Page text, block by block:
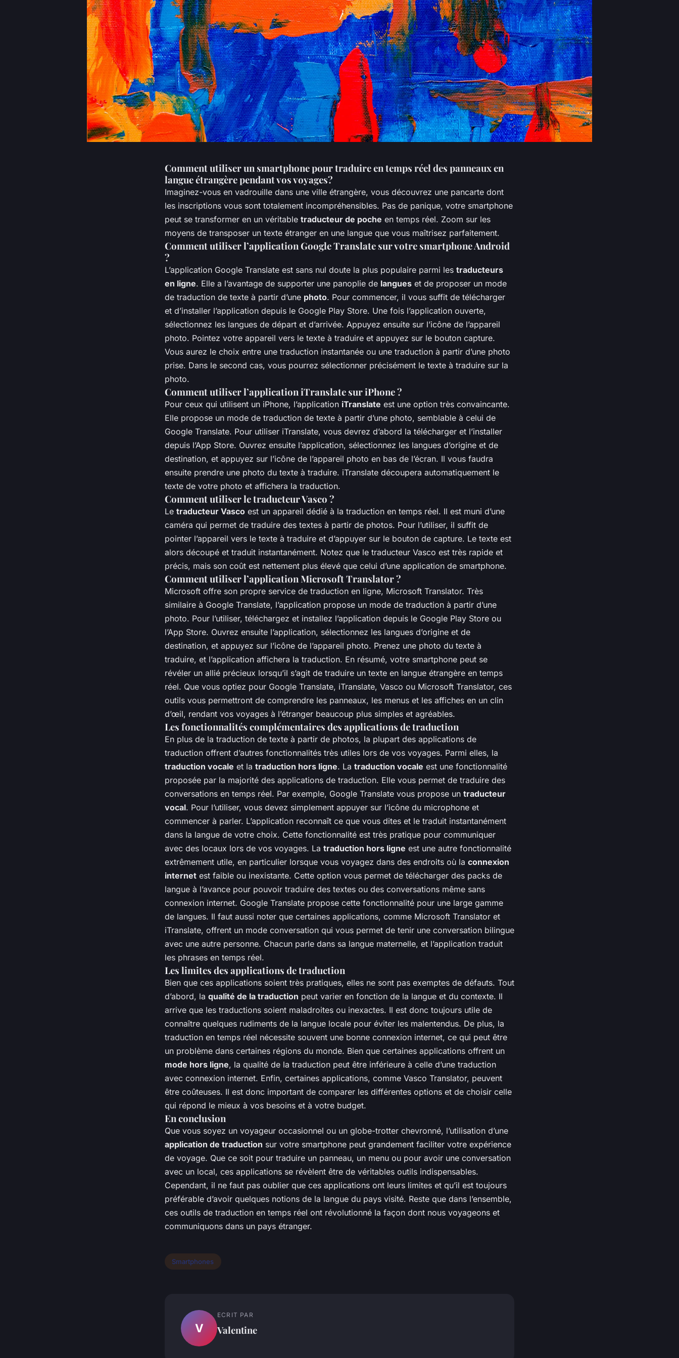
Comment utiliser un smartphone pour traduire en temps réel des panneaux en
langue étrangère pendant vos voyages?
Imaginez-vous en vadrouille dans une ville étrangère, vous découvrez une pancarte dont
les inscriptions vous sont totalement incompréhensibles. Pas de panique, votre smartphone
peut se transformer en un véritable traducteur de poche en temps réel. Zoom sur les
moyens de transposer un texte étranger en une langue que vous maîtrisez parfaitement.
Comment utiliser l’application Google Translate sur votre smartphone Android
?
L’application Google Translate est sans nul doute la plus populaire parmi les traducteurs
en ligne. Elle a l’avantage de supporter une panoplie de langues et de proposer un mode
de traduction de texte à partir d’une photo. Pour commencer, il vous suffit de télécharger
et d’installer l’application depuis le Google Play Store. Une fois l’application ouverte,
sélectionnez les langues de départ et d’arrivée. Appuyez ensuite sur l’icône de l’appareil
photo. Pointez votre appareil vers le texte à traduire et appuyez sur le bouton capture.
Vous aurez le choix entre une traduction instantanée ou une traduction à partir d’une photo
prise. Dans le second cas, vous pourrez sélectionner précisément le texte à traduire sur la
photo.
Comment utiliser l’application iTranslate sur iPhone ?
Pour ceux qui utilisent un iPhone, l’application iTranslate est une option très convaincante.
Elle propose un mode de traduction de texte à partir d’une photo, semblable à celui de
Google Translate. Pour utiliser iTranslate, vous devrez d’abord la télécharger et l’installer
depuis l’App Store. Ouvrez ensuite l’application, sélectionnez les langues d’origine et de
destination, et appuyez sur l’icône de l’appareil photo en bas de l’écran. Il vous faudra
ensuite prendre une photo du texte à traduire. iTranslate découpera automatiquement le
texte de votre photo et affichera la traduction.
Comment utiliser le traducteur Vasco ?
Le traducteur Vasco est un appareil dédié à la traduction en temps réel. Il est muni d’une
caméra qui permet de traduire des textes à partir de photos. Pour l’utiliser, il suffit de
pointer l’appareil vers le texte à traduire et d’appuyer sur le bouton de capture. Le texte est
alors découpé et traduit instantanément. Notez que le traducteur Vasco est très rapide et
précis, mais son coût est nettement plus élevé que celui d’une application de smartphone.
Comment utiliser l’application Microsoft Translator ?
Microsoft offre son propre service de traduction en ligne, Microsoft Translator. Très
similaire à Google Translate, l’application propose un mode de traduction à partir d’une
photo. Pour l’utiliser, téléchargez et installez l’application depuis le Google Play Store ou
l’App Store. Ouvrez ensuite l’application, sélectionnez les langues d’origine et de
destination, et appuyez sur l’icône de l’appareil photo. Prenez une photo du texte à
traduire, et l’application affichera la traduction. En résumé, votre smartphone peut se
révéler un allié précieux lorsqu’il s’agit de traduire un texte en langue étrangère en temps
réel. Que vous optiez pour Google Translate, iTranslate, Vasco ou Microsoft Translator, ces
outils vous permettront de comprendre les panneaux, les menus et les affiches en un clin
d’œil, rendant vos voyages à l’étranger beaucoup plus simples et agréables.
Les fonctionnalités complémentaires des applications de traduction
En plus de la traduction de texte à partir de photos, la plupart des applications de
traduction offrent d’autres fonctionnalités très utiles lors de vos voyages. Parmi elles, la
traduction vocale et la traduction hors ligne. La traduction vocale est une fonctionnalité
proposée par la majorité des applications de traduction. Elle vous permet de traduire des
conversations en temps réel. Par exemple, Google Translate vous propose un traducteur
vocal. Pour l’utiliser, vous devez simplement appuyer sur l’icône du microphone et
commencer à parler. L’application reconnaît ce que vous dites et le traduit instantanément
dans la langue de votre choix. Cette fonctionnalité est très pratique pour communiquer
avec des locaux lors de vos voyages. La traduction hors ligne est une autre fonctionnalité
extrêmement utile, en particulier lorsque vous voyagez dans des endroits où la connexion
internet est faible ou inexistante. Cette option vous permet de télécharger des packs de
langue à l’avance pour pouvoir traduire des textes ou des conversations même sans
connexion internet. Google Translate propose cette fonctionnalité pour une large gamme
de langues. Il faut aussi noter que certaines applications, comme Microsoft Translator et
iTranslate, offrent un mode conversation qui vous permet de tenir une conversation bilingue
avec une autre personne. Chacun parle dans sa langue maternelle, et l’application traduit
les phrases en temps réel.
Les limites des applications de traduction
Bien que ces applications soient très pratiques, elles ne sont pas exemptes de défauts. Tout
d’abord, la qualité de la traduction peut varier en fonction de la langue et du contexte. Il
arrive que les traductions soient maladroites ou inexactes. Il est donc toujours utile de
connaître quelques rudiments de la langue locale pour éviter les malentendus. De plus, la
traduction en temps réel nécessite souvent une bonne connexion internet, ce qui peut être
un problème dans certaines régions du monde. Bien que certaines applications offrent un
mode hors ligne, la qualité de la traduction peut être inférieure à celle d’une traduction
avec connexion internet. Enfin, certaines applications, comme Vasco Translator, peuvent
être coûteuses. Il est donc important de comparer les différentes options et de choisir celle
qui répond le mieux à vos besoins et à votre budget.
En conclusion
Que vous soyez un voyageur occasionnel ou un globe-trotter chevronné, l’utilisation d’une
application de traduction sur votre smartphone peut grandement faciliter votre expérience
de voyage. Que ce soit pour traduire un panneau, un menu ou pour avoir une conversation
avec un local, ces applications se révèlent être de véritables outils indispensables.
Cependant, il ne faut pas oublier que ces applications ont leurs limites et qu’il est toujours
préférable d’avoir quelques notions de la langue du pays visité. Reste que dans l’ensemble,
ces outils de traduction en temps réel ont révolutionné la façon dont nous voyageons et
communiquons dans un pays étranger.
Smartphones
V
ECRIT PAR
Valentine